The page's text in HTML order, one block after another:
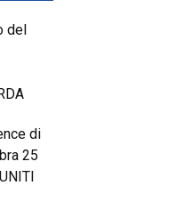
del
di
25